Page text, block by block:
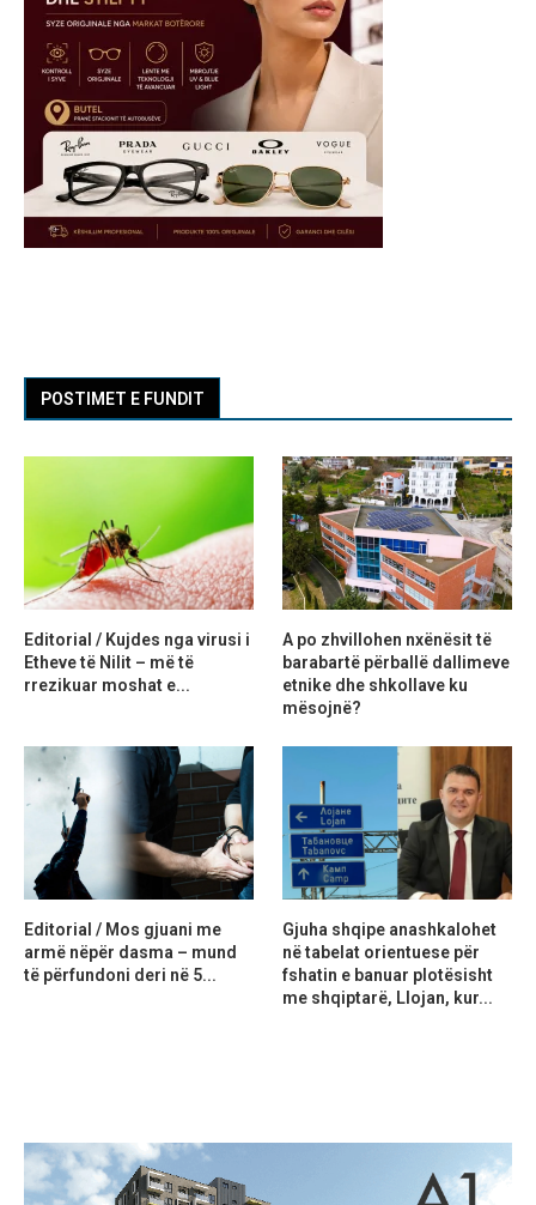
POSTIMET E FUNDIT
Editorial / Kujdes nga virusi i
Etheve të Nilit – më të
rrezikuar moshat e...
A po zhvillohen nxënësit të
barabartë përballë dallimeve
etnike dhe shkollave ku
mësojnë?
Editorial / Mos gjuani me
armë nëpër dasma – mund
të përfundoni deri në 5...
Gjuha shqipe anashkalohet
në tabelat orientuese për
fshatin e banuar plotësisht
me shqiptarë, Llojan, kur...